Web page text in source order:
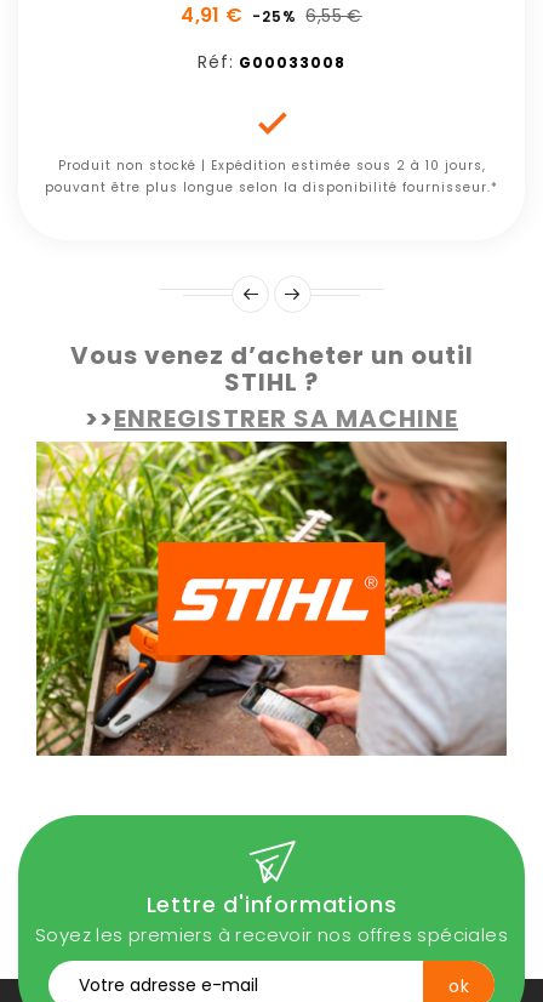
4,91 € -25% 6,55 €
Réf: G00033008

Produit non stocké | Expédition estimée sous 2 à 10 jours,
pouvant être plus longue selon la disponibilité fournisseur.*
Vous venez d’acheter un outil
STIHL ?
>>ENREGISTRER SA MACHINE
Lettre d'informations
Soyez les premiers à recevoir nos offres spéciales